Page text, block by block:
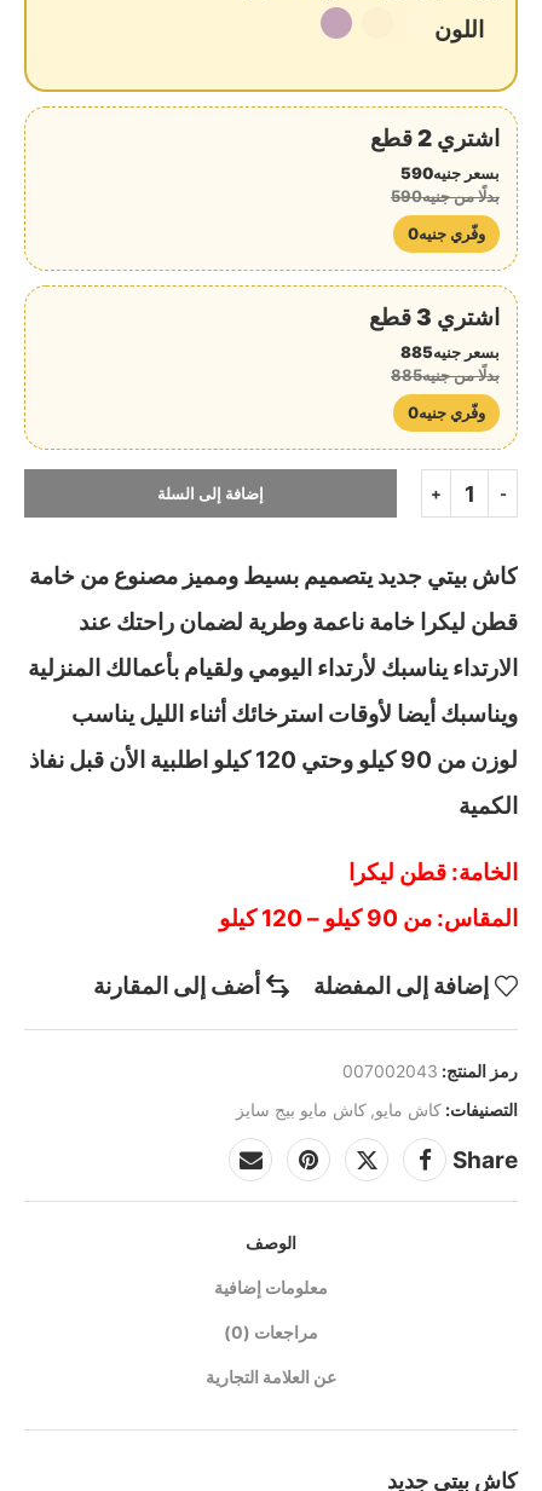
اللون
اشتري 2 قطع
بسعر جنيه590
بدلًا من جنيه590
وفّري جنيه0
اشتري 3 قطع
بسعر جنيه885
بدلًا من جنيه885
وفّري جنيه0
إضافة إلى السلة
كاش بيتي جديد يتصميم بسيط ومميز مصنوع من خامة
قطن ليكرا خامة ناعمة وطرية لضمان راحتك عند
الارتداء يناسبك لأرتداء اليومي ولقيام بأعمالك المنزلية
ويناسبك أيضا لأوقات استرخائك أثناء الليل يناسب
لوزن من 90 كيلو وحتي 120 كيلو اطلبية الأن قبل نفاذ
الكمية
الخامة: قطن ليكرا
المقاس: من 90 كيلو – 120 كيلو
إضافة إلى المفضلة أضف إلى المقارنة
رمز المنتج: 007002043
التصنيفات: كاش مايو, كاش مايو بيج سايز
Share
الوصف
معلومات إضافية
مراجعات (0)
عن العلامة التجارية
كاش بيتي جديد